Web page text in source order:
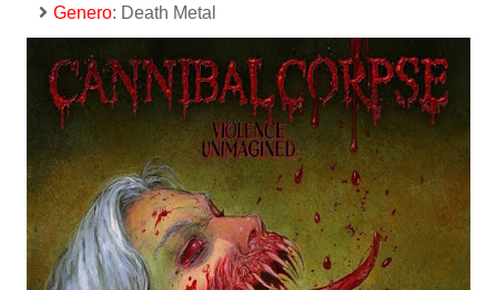
Genero: Death Metal